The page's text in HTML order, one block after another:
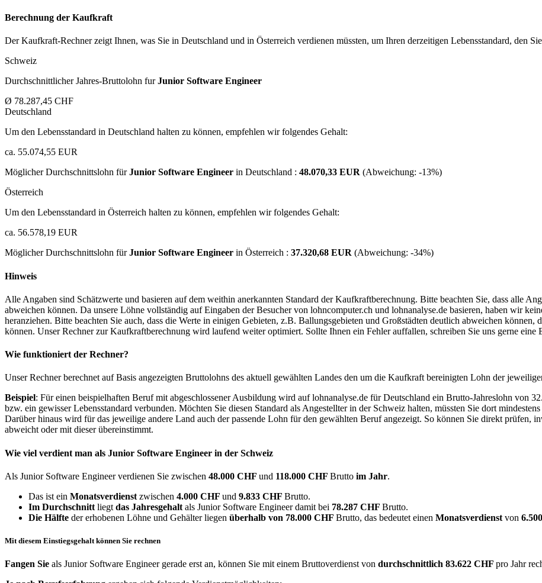
Berechnung der Kaufkraft
Der Kaufkraft-Rechner zeigt Ihnen, was Sie in Deutschland und in Österreich verdienen müssten, um Ihren derzeitigen Lebensstandard, den
Schweiz
Durchschnittlicher Jahres-Bruttolohn furJunior Software Engineer
Ø 78.287,45 CHF
Deutschland
Um den Lebensstandard in Deutschland halten zu können, empfehlen wir folgendes Gehalt:
ca. 55.074,55 EUR
Möglicher Durchschnittslohn fürJunior Software Engineer in Deutschland : 48.070,33 EUR (Abweichung: -13%)
Österreich
Um den Lebensstandard in Österreich halten zu können, empfehlen wir folgendes Gehalt:
ca. 56.578,19 EUR
Möglicher Durchschnittslohn fürJunior Software Engineer in Österreich : 37.320,68 EUR (Abweichung: -34%)
Hinweis
Alle Angaben sind Schätzwerte und basieren auf dem weithin anerkannten Standard der Kaufkraftberechnung. Bitte beachten Sie, dass alle
abweichen können. Da unsere Löhne vollständig auf Eingaben der Besucher von lohncomputer.ch und lohnanalyse.de basieren, haben wir
heranziehen. Bitte beachten Sie auch, dass die Werte in einigen Gebieten, z.B. Ballungsgebieten und Großstädten deutlich abweichen können,
können. Unser Rechner zur Kaufkraftberechnung wird laufend weiter optimiert. Sollte Ihnen ein Fehler auffallen, schreiben Sie uns gerne eine
Wie funktioniert der Rechner?
Unser Rechner berechnet auf Basis angezeigten Bruttolohns des aktuell gewählten Landes den um die Kaufkraft bereinigten Lohn der
Beispiel: Für einen beispielhaften Beruf mit abgeschlossener Ausbildung wird auf lohnanalyse.de für Deutschland ein Brutto-Jahreslohn von
bzw. ein gewisser Lebensstandard verbunden. Möchten Sie diesen Standard als Angestellter in der Schweiz halten, müssten Sie dort
Darüber hinaus wird für das jeweilige andere Land auch der passende Lohn für den gewählten Beruf angezeigt. So können Sie direkt prüfen,
abweicht oder mit dieser übereinstimmt.
Wie viel verdient man als Junior Software Engineer in der Schweiz
Als Junior Software Engineer verdienen Sie zwischen 48.000 CHF und 118.000 CHF Brutto im Jahr.
Das ist ein Monatsverdienst zwischen 4.000 CHF und 9.833 CHF Brutto.
Im Durchschnitt liegt das Jahresgehalt als Junior Software Engineer damit bei 78.287 CHF Brutto.
Die Hälfte der erhobenen Löhne und Gehälter liegen überhalb von 78.000 CHF Brutto, das bedeutet einen Monatsverdienst von
Mit diesem Einstiegsgehalt können Sie rechnen
Fangen Sie als Junior Software Engineer gerade erst an, können Sie mit einem Bruttoverdienst von durchschnittlich 83.622 CHF pro Jahr